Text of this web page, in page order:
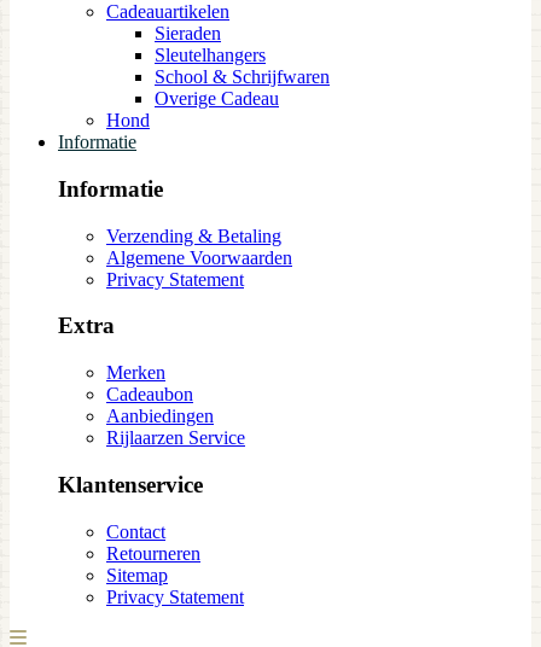
Cadeauartikelen
Sieraden
Sleutelhangers
School & Schrijfwaren
Overige Cadeau
Hond
Informatie
Informatie
Verzending & Betaling
Algemene Voorwaarden
Privacy Statement
Extra
Merken
Cadeaubon
Aanbiedingen
Rijlaarzen Service
Klantenservice
Contact
Retourneren
Sitemap
Privacy Statement